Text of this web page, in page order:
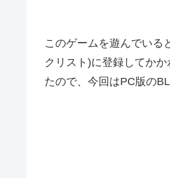
このゲームを遊んでいる
クリスト)に登録してか
たので、今回はPC版の